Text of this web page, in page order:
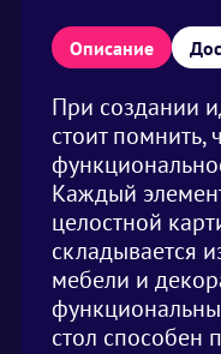
Описание
При создании
стоит помнить,
Каждый
целостной
складывается
мебели и
стол способен